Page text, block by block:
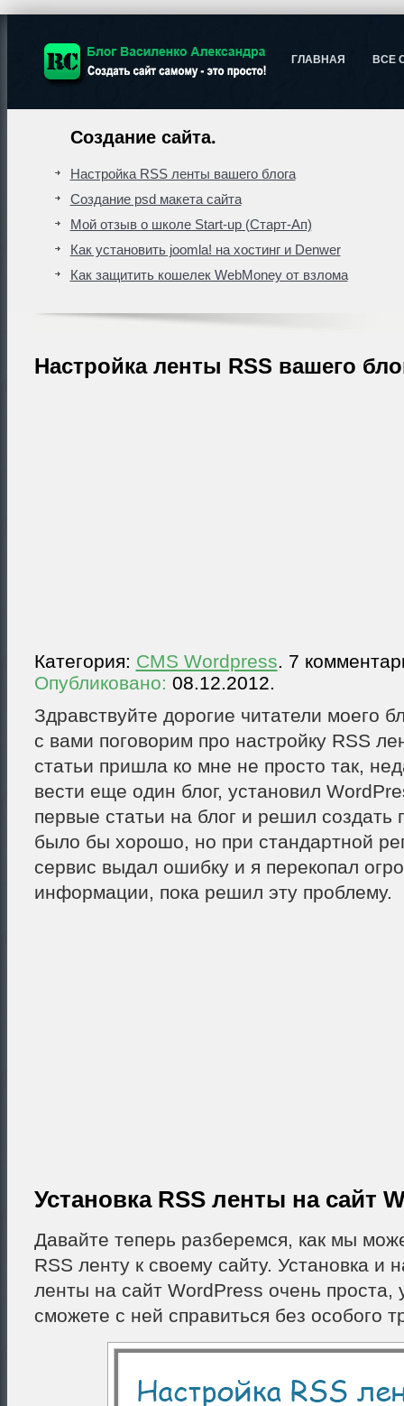
ВСЕ
ГЛАВНАЯ
Создание сайта.
Настройка RSS ленты вашего блога
Создание psd макета сайта
Мой отзыв о школе Start-up (Старт-Ап)
Как установить joomla! на хостинг и Denwer
Как защитить кошелек WebMoney от взлома
Настройка ленты RSS вашего
Категория: CMS Wordpress. 7
Опубликовано: 08.12.2012.
Здравствуйте дорогие читатели моего
с вами поговорим про настройку RSS
статьи пришла ко мне не просто так,
вести еще один блог, установил
первые статьи на блог и решил создать
было бы хорошо, но при стандартной
сервис выдал ошибку и я перекопал
информации, пока решил эту проблему.
Установка RSS ленты на сайт
Давайте теперь разберемся, как мы
RSS ленту к своему сайту. Установка и
ленты на сайт WordPress очень проста,
сможете с ней справиться без особого